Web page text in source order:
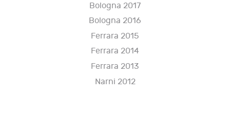
Bologna 2017
Bologna 2016
Ferrara 2015
Ferrara 2014
Ferrara 2013
Narni 2012